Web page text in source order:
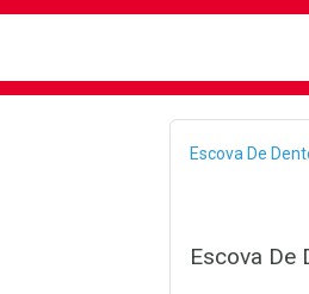
Escova De
Escova De